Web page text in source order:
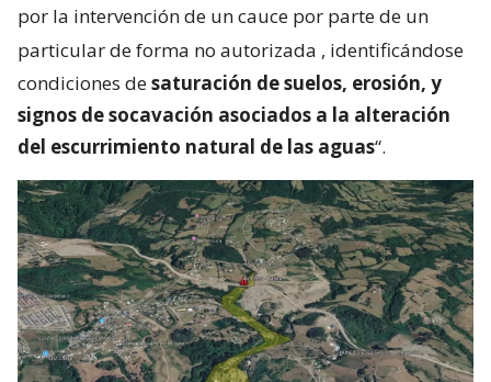
por la intervención de un cauce por parte de un
particular de forma no autorizada , identificándose
condiciones desaturación de suelos, erosión, y
signos de socavación asociados a la alteración
del escurrimiento natural de las aguas“.